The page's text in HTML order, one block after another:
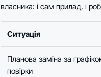
власника: і сам прилад, і
Ситуація
Планова заміна за
повірки